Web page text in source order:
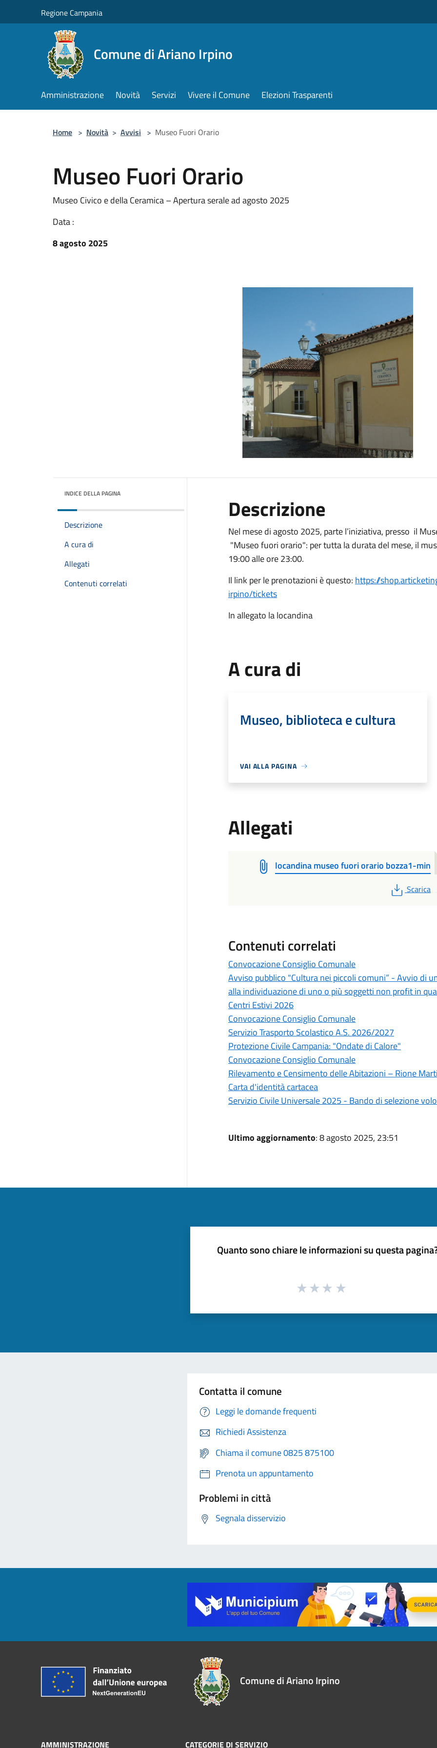
Regione Campania
Comune di Ariano Irpino
Amministrazione Novità Servizi Vivere il Comune Elezioni Trasparenti
Home > Novità > Avvisi > Museo Fuori Orario
Museo Fuori Orario
Museo Civico e della Ceramica – Apertura serale ad agosto 2025
Data :
8 agosto 2025
INDICE DELLA PAGINA
Descrizione
A cura di
Allegati
Contenuti correlati
Descrizione
Nel mese di agosto 2025, parte l’iniziativa, presso il
"Museo fuori orario": per tutta la durata del mese, il
19:00 alle ore 23:00.
Il link per le prenotazioni è questo: https://
irpino/tickets
In allegato la locandina
A cura di
Museo, biblioteca e cultura
VAI ALLA PAGINA
Allegati
locandina museo fuori orario bozza1-min
PDF
Scarica
Contenuti correlati
Convocazione Consiglio Comunale
Avviso pubblico "Cultura nei piccoli comuni” - Avvio di
alla individuazione di uno o più soggetti non profit in
Centri Estivi 2026
Convocazione Consiglio Comunale
Servizio Trasporto Scolastico A.S. 2026/2027
Protezione Civile Campania: "Ondate di Calore"
Convocazione Consiglio Comunale
Rilevamento e Censimento delle Abitazioni – Rione
Carta d'identità cartacea
Servizio Civile Universale 2025 - Bando di selezione
Ultimo aggiornamento: 8 agosto 2025, 23:51
Quanto sono chiare le informazioni su questa
Contatta il comune
Leggi le domande frequenti
Richiedi Assistenza
Chiama il comune 0825 875100
Prenota un appuntamento
Problemi in città
Segnala disservizio
Comune di Ariano Irpino
AMMINISTRAZIONE CATEGORIE DI SERVIZIO